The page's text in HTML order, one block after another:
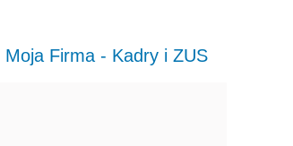
Moja Firma - Kadry i ZUS